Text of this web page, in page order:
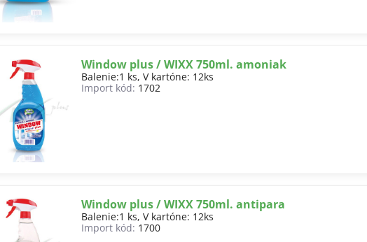
Window plus / WIXX 750ml. amoniak
Balenie:1 ks, V kartóne: 12ks
Import kód: 1702
Window plus / WIXX 750ml. antipara
Balenie:1 ks, V kartóne: 12ks
Import kód: 1700